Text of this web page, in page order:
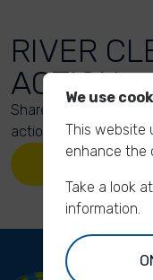
RIVER
ACTION
Share your action
action too!
We use
This website
enhance the
Take a look
information.